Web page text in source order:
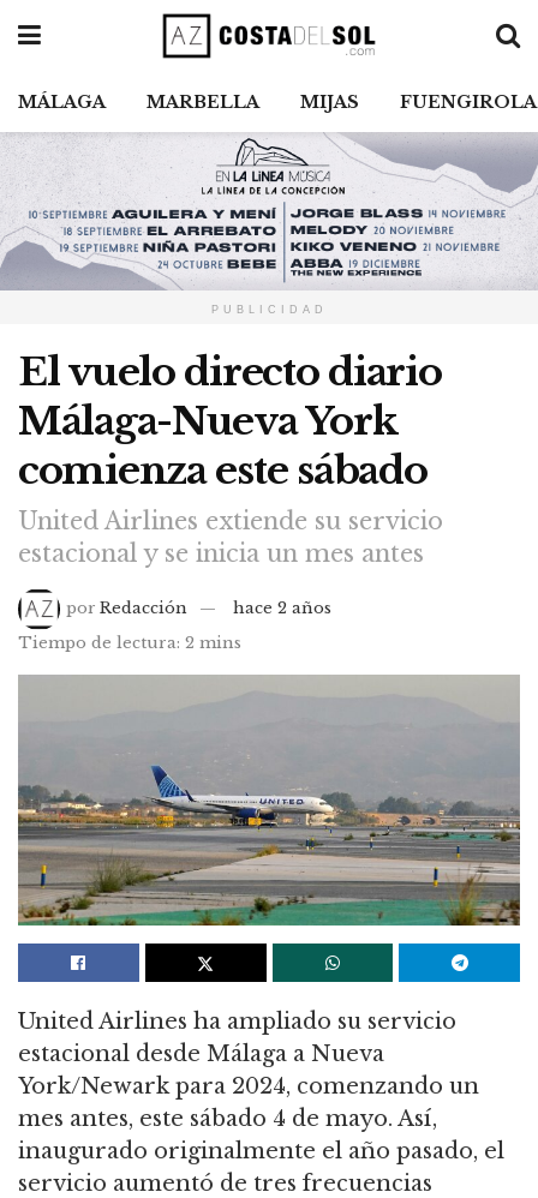
MÁLAGA MARBELLA MIJAS FUENGIROLA
PUBLICIDAD
El vuelo directo diario
Málaga-Nueva York
comienza este sábado
United Airlines extiende su servicio
estacional y se inicia un mes antes
por Redacción
hace 2 años
Tiempo de lectura: 2 mins
United Airlines ha ampliado su servicio
estacional desde Málaga a Nueva
York/Newark para 2024, comenzando un
mes antes, este sábado 4 de mayo. Así,
inaugurado originalmente el año pasado, el
servicio aumentó de tres frecuencias